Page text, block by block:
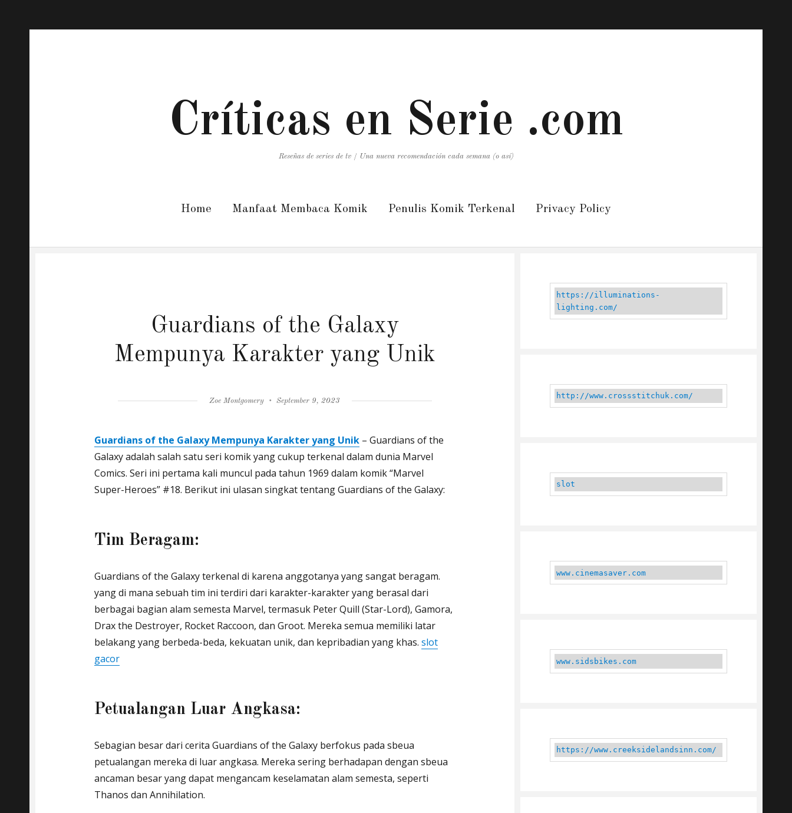
Críticas en Serie .com
Reseñas de series de tv / Una nueva recomendación cada semana (o así)
Home Manfaat Membaca Komik Penulis Komik Terkenal Privacy Policy
Guardians of the Galaxy
Mempunya Karakter yang Unik
Author
Zoe Montgomery
Posted
September 9, 2023
Guardians of the Galaxy Mempunya Karakter yang Unik – Guardians of the
Galaxy adalah salah satu seri komik yang cukup terkenal dalam dunia Marvel
Comics. Seri ini pertama kali muncul pada tahun 1969 dalam komik “Marvel
Super-Heroes” #18. Berikut ini ulasan singkat tentang Guardians of the Galaxy:
Tim Beragam:
Guardians of the Galaxy terkenal di karena anggotanya yang sangat beragam.
yang di mana sebuah tim ini terdiri dari karakter-karakter yang berasal dari
berbagai bagian alam semesta Marvel, termasuk Peter Quill (Star-Lord), Gamora,
Drax the Destroyer, Rocket Raccoon, dan Groot. Mereka semua memiliki latar
belakang yang berbeda-beda, kekuatan unik, dan kepribadian yang khas. slot
gacor
Petualangan Luar Angkasa:
Sebagian besar dari cerita Guardians of the Galaxy berfokus pada sbeua
petualangan mereka di luar angkasa. Mereka sering berhadapan dengan sbeua
ancaman besar yang dapat mengancam keselamatan alam semesta, seperti
Thanos dan Annihilation.
https://illuminations-
lighting.com/
http://www.crossstitchuk.com/
slot
www.cinemasaver.com
www.sidsbikes.com
https://www.creeksidelandsinn.com/